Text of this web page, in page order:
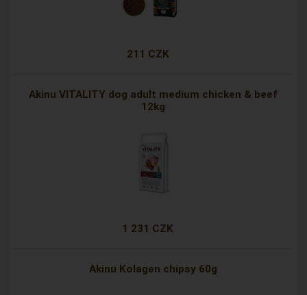
211 CZK
Akinu VITALITY dog adult medium chicken & beef
12kg
1 231 CZK
Akinu Kolagen chipsy 60g